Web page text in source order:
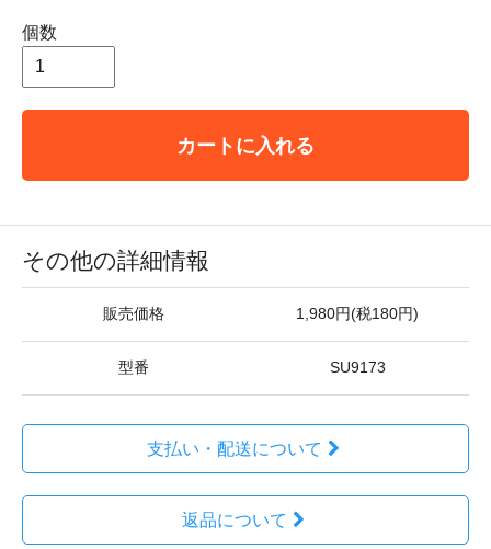
個数
カートに入れる
その他の詳細情報
販売価格 1,980円(税180円)
型番 SU9173
支払い・配送について
返品について